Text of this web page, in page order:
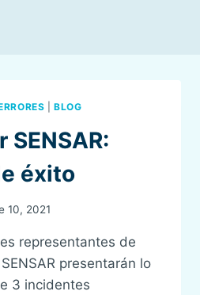
|BLOG
SENSAR:
éxito
10, 2021
representantes de
presentarán lo
3 incidentes